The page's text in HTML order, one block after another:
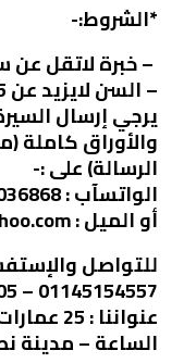
*الشروط:-
– خبرة لاتقل
– السن لايزيد عن 45 سنة
يرجي إرسال
والأوراق كاملة
الرسالة) على :-
الواتسآب : 01016036868
أو الميل : shaheen298@yahoo.com
للتواصل
01145154557 – 01003023405 – 0226900112-
الساعة – مدينة